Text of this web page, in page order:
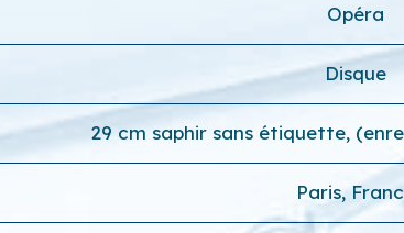
Opéra
Disque
29 cm saphir sans étiquette,
Paris,